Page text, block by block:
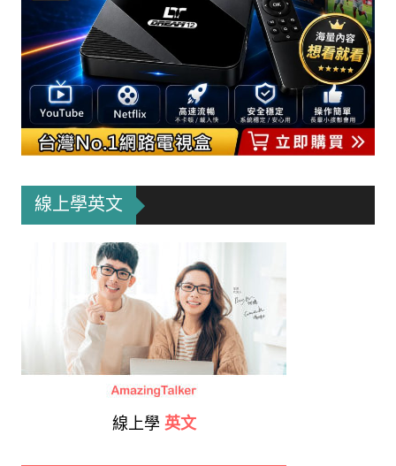
線上學英文
線上學 英文